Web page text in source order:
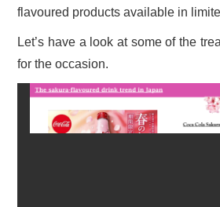
flavoured products available in
Let’s have a look at some of the
for the occasion.